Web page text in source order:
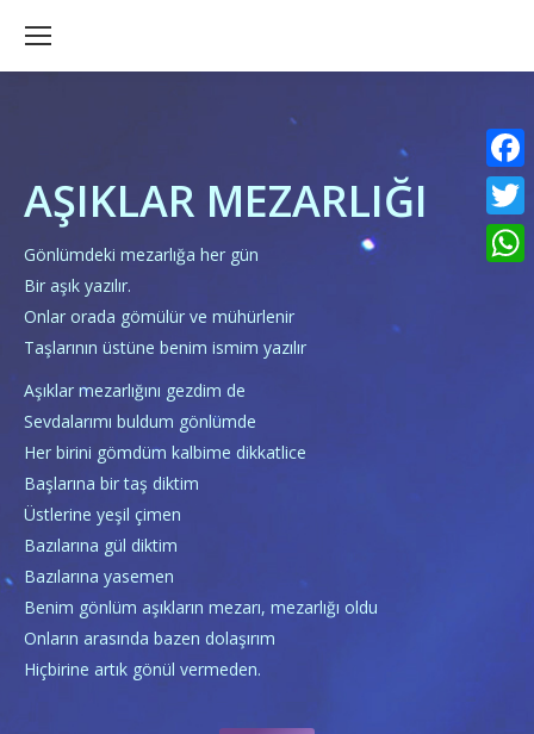
AŞIKLAR MEZARLIĞI
Gönlümdeki mezarlığa her gün
Bir aşık yazılır.
Onlar orada gömülür ve mühürlenir
Taşlarının üstüne benim ismim yazılır
Aşıklar mezarlığını gezdim de
Sevdalarımı buldum gönlümde
Her birini gömdüm kalbime dikkatlice
Başlarına bir taş diktim
Üstlerine yeşil çimen
Bazılarına gül diktim
Bazılarına yasemen
Benim gönlüm aşıkların mezarı, mezarlığı oldu
Onların arasında bazen dolaşırım
Hiçbirine artık gönül vermeden.